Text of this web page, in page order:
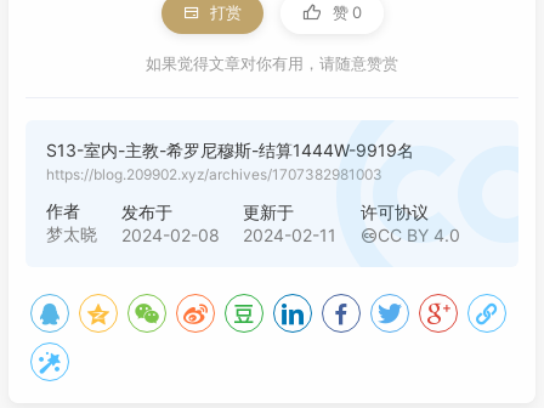
打赏 赞 0
如果觉得文章对你有用，请随意赞赏
S13-室内-主教-希罗尼穆斯-结算1444W-9919名
https://blog.209902.xyz/archives/1707382981003
作者
梦太晓
发布于
2024-02-08
更新于
2024-02-11
许可协议
CC BY 4.0